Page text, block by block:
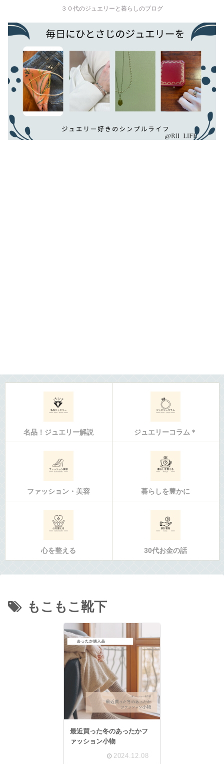
３０代のジュエリーと暮らしのブログ
名品！ジュエリー解説 ジュエリーコラム＊
ファッション・美容 暮らしを豊かに
心を整える 30代お金の話
もこもこ靴下
最近買った冬のあったかフ
ァッション小物
2024.12.08